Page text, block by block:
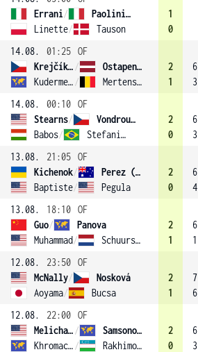
Errani/
Paolini (1)
Linette/ Tauson
1
0
14.08.
01:25 OF
Krejčíková /
Ostapenko
Kudermetova / Mertens (4)
2
1
6
3
14.08.
00:10 OF
Stearns/
Vondroušová
Babos/ Stefani (7)
2
0
6
3
13.08.
21:05 OF
Kichenok/
Perez (6)
Baptiste/ Pegula
2
0
6
4
13.08.
18:10 OF
Guo/
Panova
Muhammad/ Schuurs (5)
2
1
6
1
12.08.
23:50 OF
McNally/
Nosková
Aoyama/ Bucsa
2
1
7
6
12.08.
22:00 OF
Melichar-Martinez /
Samsonova
Khromacheva / Rakhimova
2
0
6
3